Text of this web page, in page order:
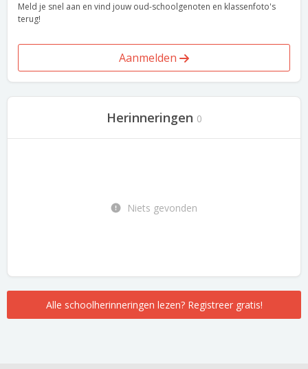
Meld je snel aan en vind jouw oud-schoolgenoten en klassenfoto's
terug!
Aanmelden
Herinneringen 0
Niets gevonden
Alle schoolherinneringen lezen? Registreer gratis!